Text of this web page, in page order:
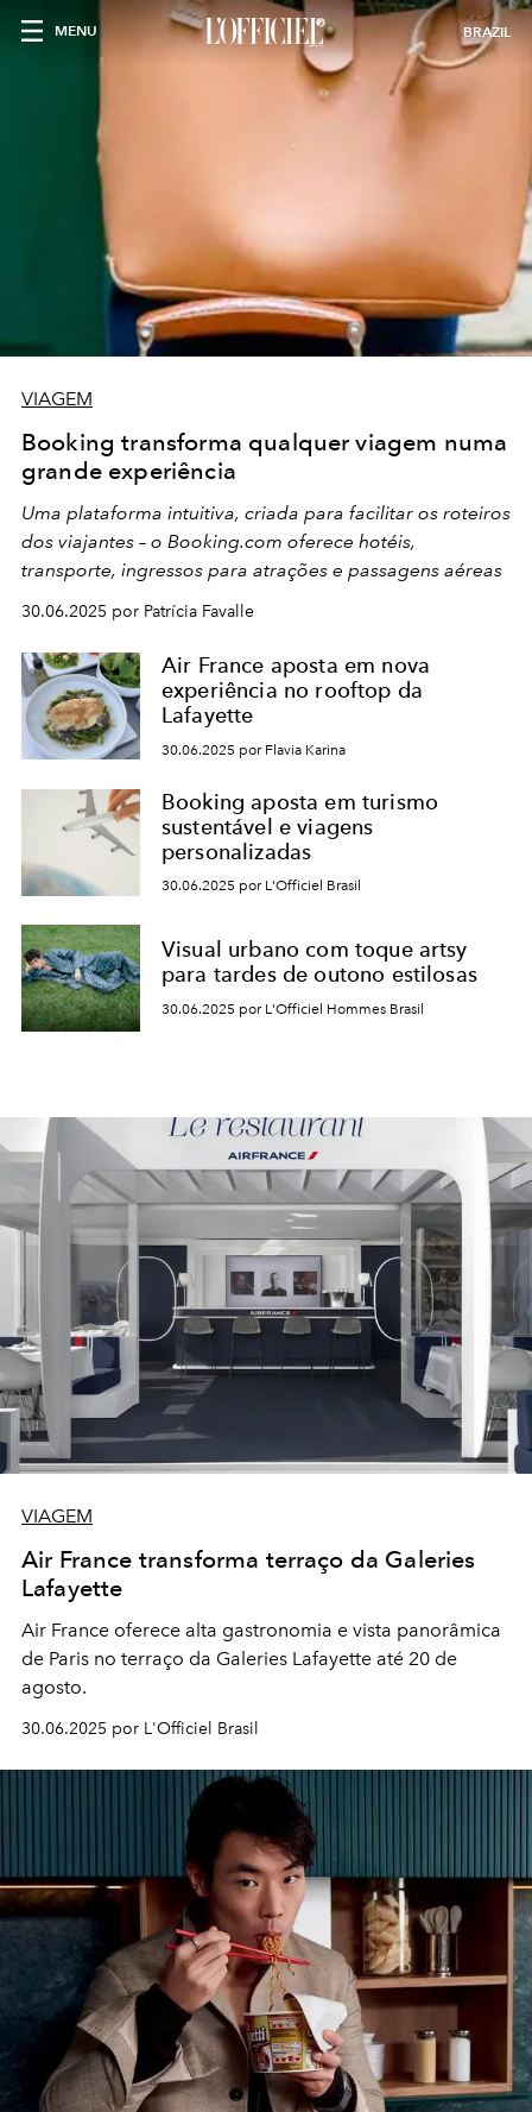
MENU BRAZIL
VIAGEM
Booking transforma qualquer viagem numa
grande experiência
Uma plataforma intuitiva, criada para facilitar os roteiros
dos viajantes – o Booking.com oferece hotéis,
transporte, ingressos para atrações e passagens aéreas
30.06.2025 por Patrícia Favalle
Air France aposta em nova
experiência no rooftop da
Lafayette
30.06.2025 por Flavia Karina
Booking aposta em turismo
sustentável e viagens
personalizadas
30.06.2025 por L'Officiel Brasil
Visual urbano com toque artsy
para tardes de outono estilosas
30.06.2025 por L'Officiel Hommes Brasil
VIAGEM
Air France transforma terraço da Galeries
Lafayette
Air France oferece alta gastronomia e vista panorâmica
de Paris no terraço da Galeries Lafayette até 20 de
agosto.
30.06.2025 por L'Officiel Brasil